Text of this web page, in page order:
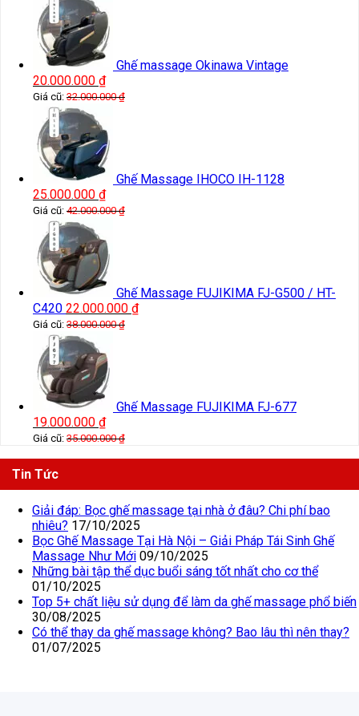
Ghế massage Okinawa Vintage
20.000.000 ₫
Giá cũ: 32.000.000₫
Ghế Massage IHOCO IH-1128
25.000.000 ₫
Giá cũ: 42.000.000₫
Ghế Massage FUJIKIMA FJ-G500 / HT-
C420 22.000.000 ₫
Giá cũ: 38.000.000₫
Ghế Massage FUJIKIMA FJ-677
19.000.000 ₫
Giá cũ: 35.000.000₫
Tin Tức
Giải đáp: Bọc ghế massage tại nhà ở đâu? Chi phí bao
nhiêu? 17/10/2025
Bọc Ghế Massage Tại Hà Nội – Giải Pháp Tái Sinh Ghế
Massage Như Mới 09/10/2025
Những bài tập thể dục buổi sáng tốt nhất cho cơ thể
01/10/2025
Top 5+ chất liệu sử dụng để làm da ghế massage phổ biến
30/08/2025
Có thể thay da ghế massage không? Bao lâu thì nên thay?
01/07/2025